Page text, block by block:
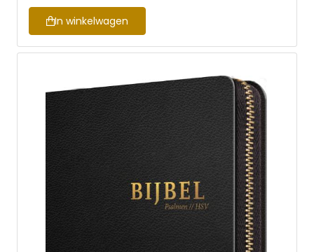
In winkelwagen